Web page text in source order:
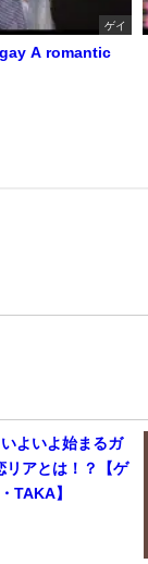
ゲイ
A romantic
よいよ始まるガ
リアとは！？【ゲ
TAKA】